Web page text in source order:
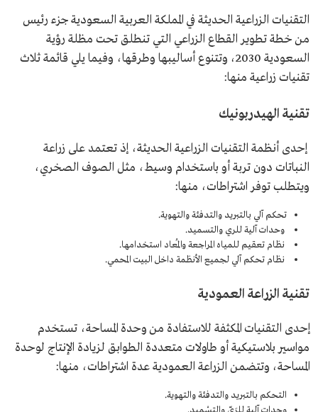
التقنيات الزراعية الحديثة في المملكة العربية السعودية جزء رئيس
من خطة تطوير القطاع الزراعي التي تنطلق تحت مظلة رؤية
السعودية 2030، وتتنوع أساليبها وطرقها، وفيما يلي قائمة ثلاث
تقنيات زراعية منها:
تقنية الهيدربونيك
إحدى أنظمة التقنيات الزراعية الحديثة، إذ تعتمد على زراعة
النباتات دون تربة أو باستخدام وسيط، مثل الصوف الصخري،
ويتطلب توفر اشتراطات، منها:
تحكم آلي بالتبريد والتدفئة والتهوية.
وحدات آلية للري والتسميد.
نظام تعقيم للمياه المراجعة والمُعاد استخدامها.
نظام تحكم آلي لجميع الأنظمة داخل البيت المحمي.
تقنية الزراعة العمودية
إحدى التقنيات المكثفة للاستفادة من وحدة المساحة، تستخدم
مواسير بلاستيكية أو طاولات متعددة الطوابق لزيادة الإنتاج لوحدة
المساحة، وتتضمن الزراعة العمودية عدة اشتراطات، منها:
التحكم بالتبريد والتدفئة والتهوية.